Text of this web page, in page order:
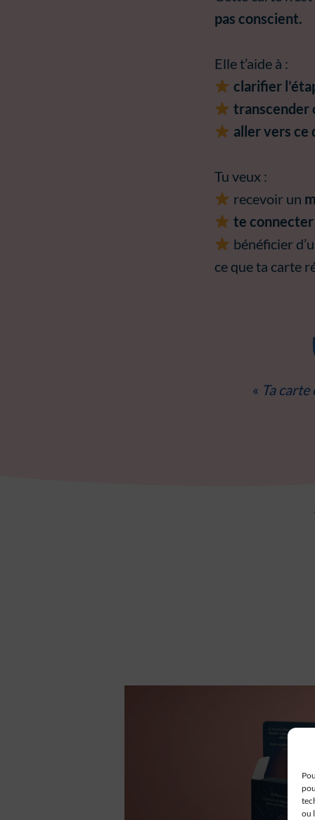
ou
pas conscient.
Elle t’aide à :
clarifier
transcender
aller vers
Tu veux :
recevoir un
te
bénéficier
ce que ta carte
« Ta